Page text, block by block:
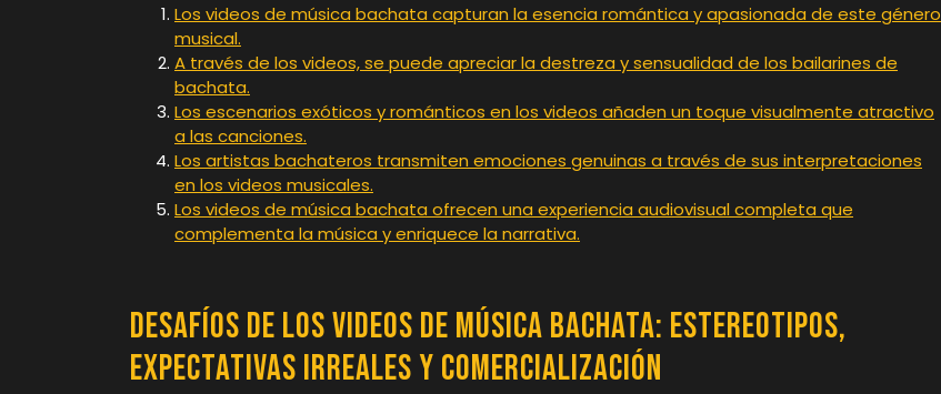
Los videos de música bachata capturan la esencia romántica y apasionada de este género
musical.
A través de los videos, se puede apreciar la destreza y sensualidad de los bailarines de
bachata.
Los escenarios exóticos y románticos en los videos añaden un toque visualmente atractivo
a las canciones.
Los artistas bachateros transmiten emociones genuinas a través de sus interpretaciones
en los videos musicales.
Los videos de música bachata ofrecen una experiencia audiovisual completa que
complementa la música y enriquece la narrativa.
Desafíos de los Videos de Música Bachata: Estereotipos,
Expectativas Irreales y Comercialización